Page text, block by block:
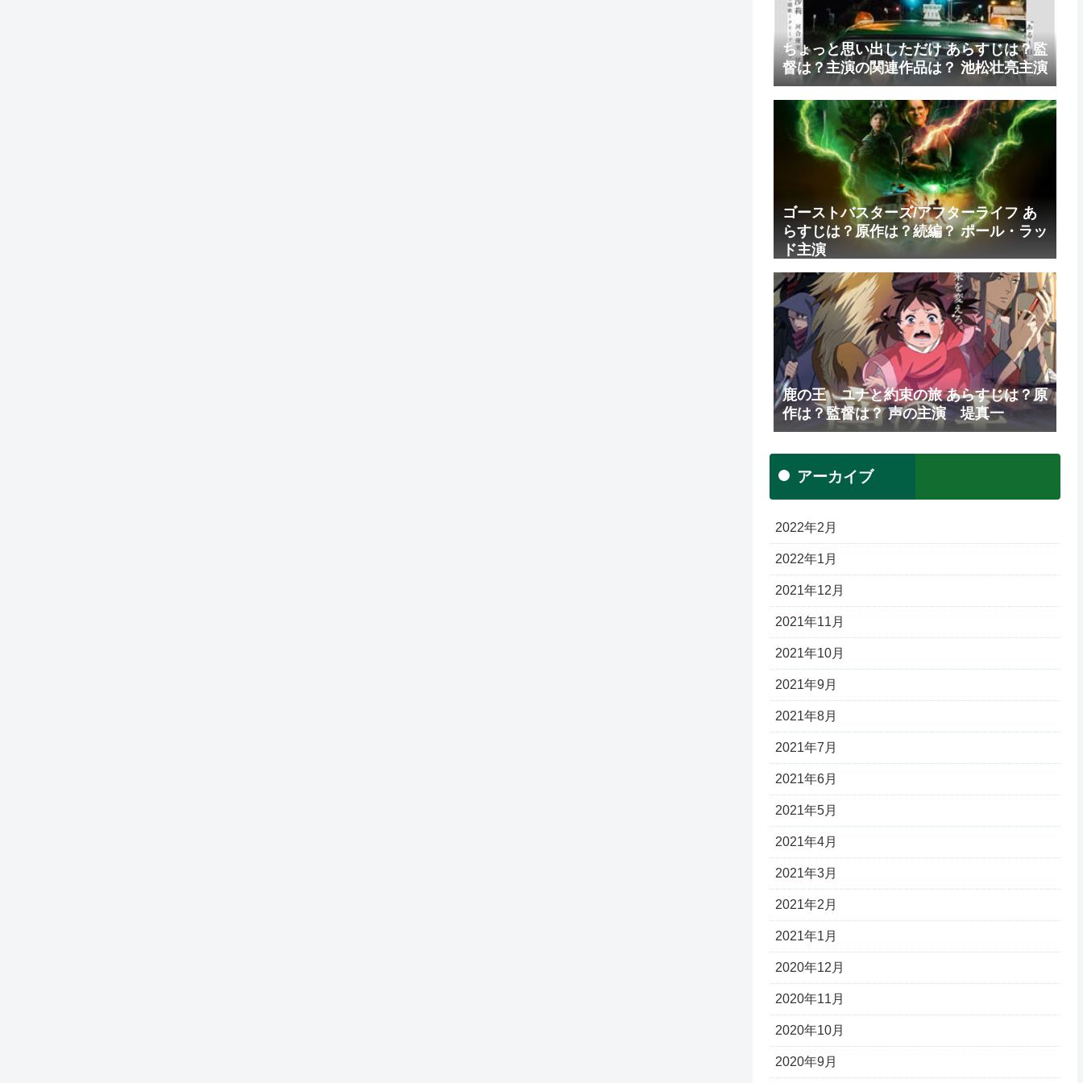
ちょっと思い出しただけ あらすじは？監
督は？主演の関連作品は？ 池松壮亮主演
ゴーストバスターズ/アフターライフ あ
らすじは？原作は？続編？ ポール・ラッ
ド主演
鹿の王 ユナと約束の旅 あらすじは？原
作は？監督は？ 声の主演 堤真一
アーカイブ
2022年2月
2022年1月
2021年12月
2021年11月
2021年10月
2021年9月
2021年8月
2021年7月
2021年6月
2021年5月
2021年4月
2021年3月
2021年2月
2021年1月
2020年12月
2020年11月
2020年10月
2020年9月